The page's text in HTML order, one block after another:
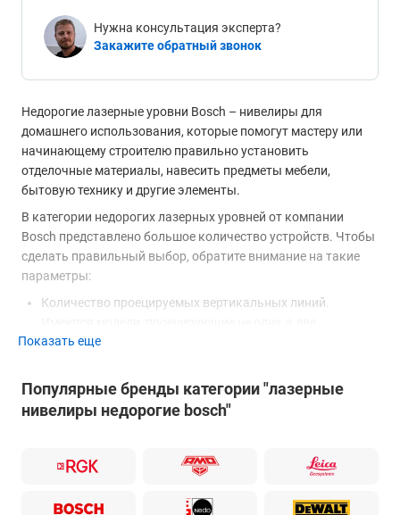
Нужна консультация эксперта?
Закажите обратный звонок
Недорогие лазерные уровни Bosch – нивелиры для
домашнего использования, которые помогут мастеру или
начинающему строителю правильно установить
отделочные материалы, навесить предметы мебели,
бытовую технику и другие элементы.
В категории недорогих лазерных уровней от компании
Bosch представлено большое количество устройств. Чтобы
сделать правильный выбор, обратите внимание на такие
параметры:
Количество проецируемых вертикальных линий.
вертикальные линии, например,
Наличие лазерного отвеса в нивелире
UniversalLevel 2 . Дополнительная точка, которая
отображается нивелиром, позволяет точнее
Возможность построения наклонных линий. Такие
Bosch PCL 10
имеют функцию блокировки
компенсатора для отображения на поверхностях линий
Показать еще
Популярные бренды категории "лазерные
нивелиры недорогие bosch"